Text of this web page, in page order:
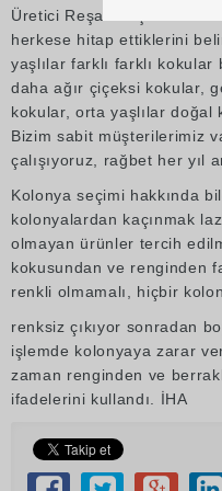
Üretici Reşat Ateş
herkese hitap ettiklerini
yaşlılar farklı farklı
daha ağır çiçeksi kokular,
kokular, orta yaşlılar doğal
Bizim sabit müşterilerimiz
çalışıyoruz, rağbet her yıl
Kolonya seçimi hakkında
kolonyalardan kaçınmak
olmayan ürünler tercih
kokusundan ve renginden
renkli olmamalı, hiçbir
renksiz çıkıyor sonradan
işlemde kolonyaya zarar
zaman renginden ve
ifadelerini kullandı. İHA